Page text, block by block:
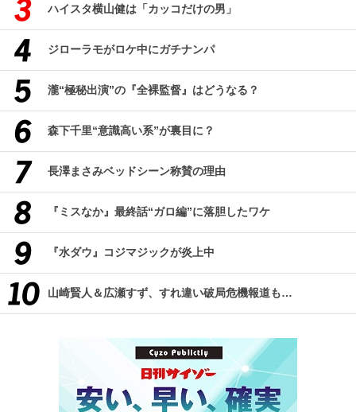
ハイスタ横山健は「カッコだけの男」
ジローラモがロケ中にガチナンパ
瀧“極秘出演”の『全裸監督』はどうなる？
森下千里“意識高い系”が裏目に？
長澤まさみベッドシーン称賛の理由
『ミスなか』最終話“ガロ編”に落胆したワケ
『水ダウ』コジマジックが炎上中
山崎賢人＆広瀬すず、すれ違い破局危機報道も…